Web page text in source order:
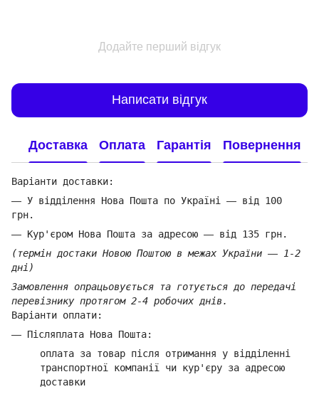
Додайте перший відгук
Написати відгук
Доставка Оплата Гарантія Повернення
Варіанти доставки:
— У відділення Нова Пошта по Україні — від 100
грн.
— Кур'єром Нова Пошта за адресою — від 135 грн.
(термін достаки Новою Поштою в межах України — 1-2
дні)
Замовлення опрацьовується та готується до передачі
перевізнику протягом 2-4 робочих днів.
Варіанти оплати:
— Післяплата Нова Пошта:
оплата за товар після отримання у відділенні
транспортної компанії чи кур'єру за адресою
доставки